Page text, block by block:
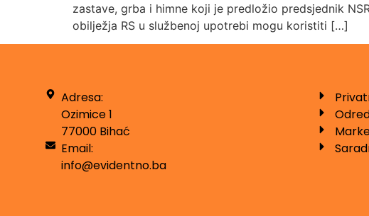
zastave, grba i himne koji je predložio predsjednik
obilježja RS u službenoj upotrebi mogu koristiti […]
Adresa:
Ozimice 1
77000 Bihać
Email:
info@evidentno.ba